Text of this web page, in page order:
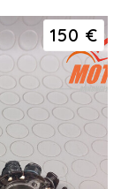
150 €